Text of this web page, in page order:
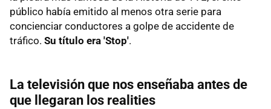
público había emitido al menos otra serie para
concienciar conductores a golpe de accidente de
tráfico. Su título era 'Stop'.
La televisión que nos enseñaba antes de
que llegaran los realities